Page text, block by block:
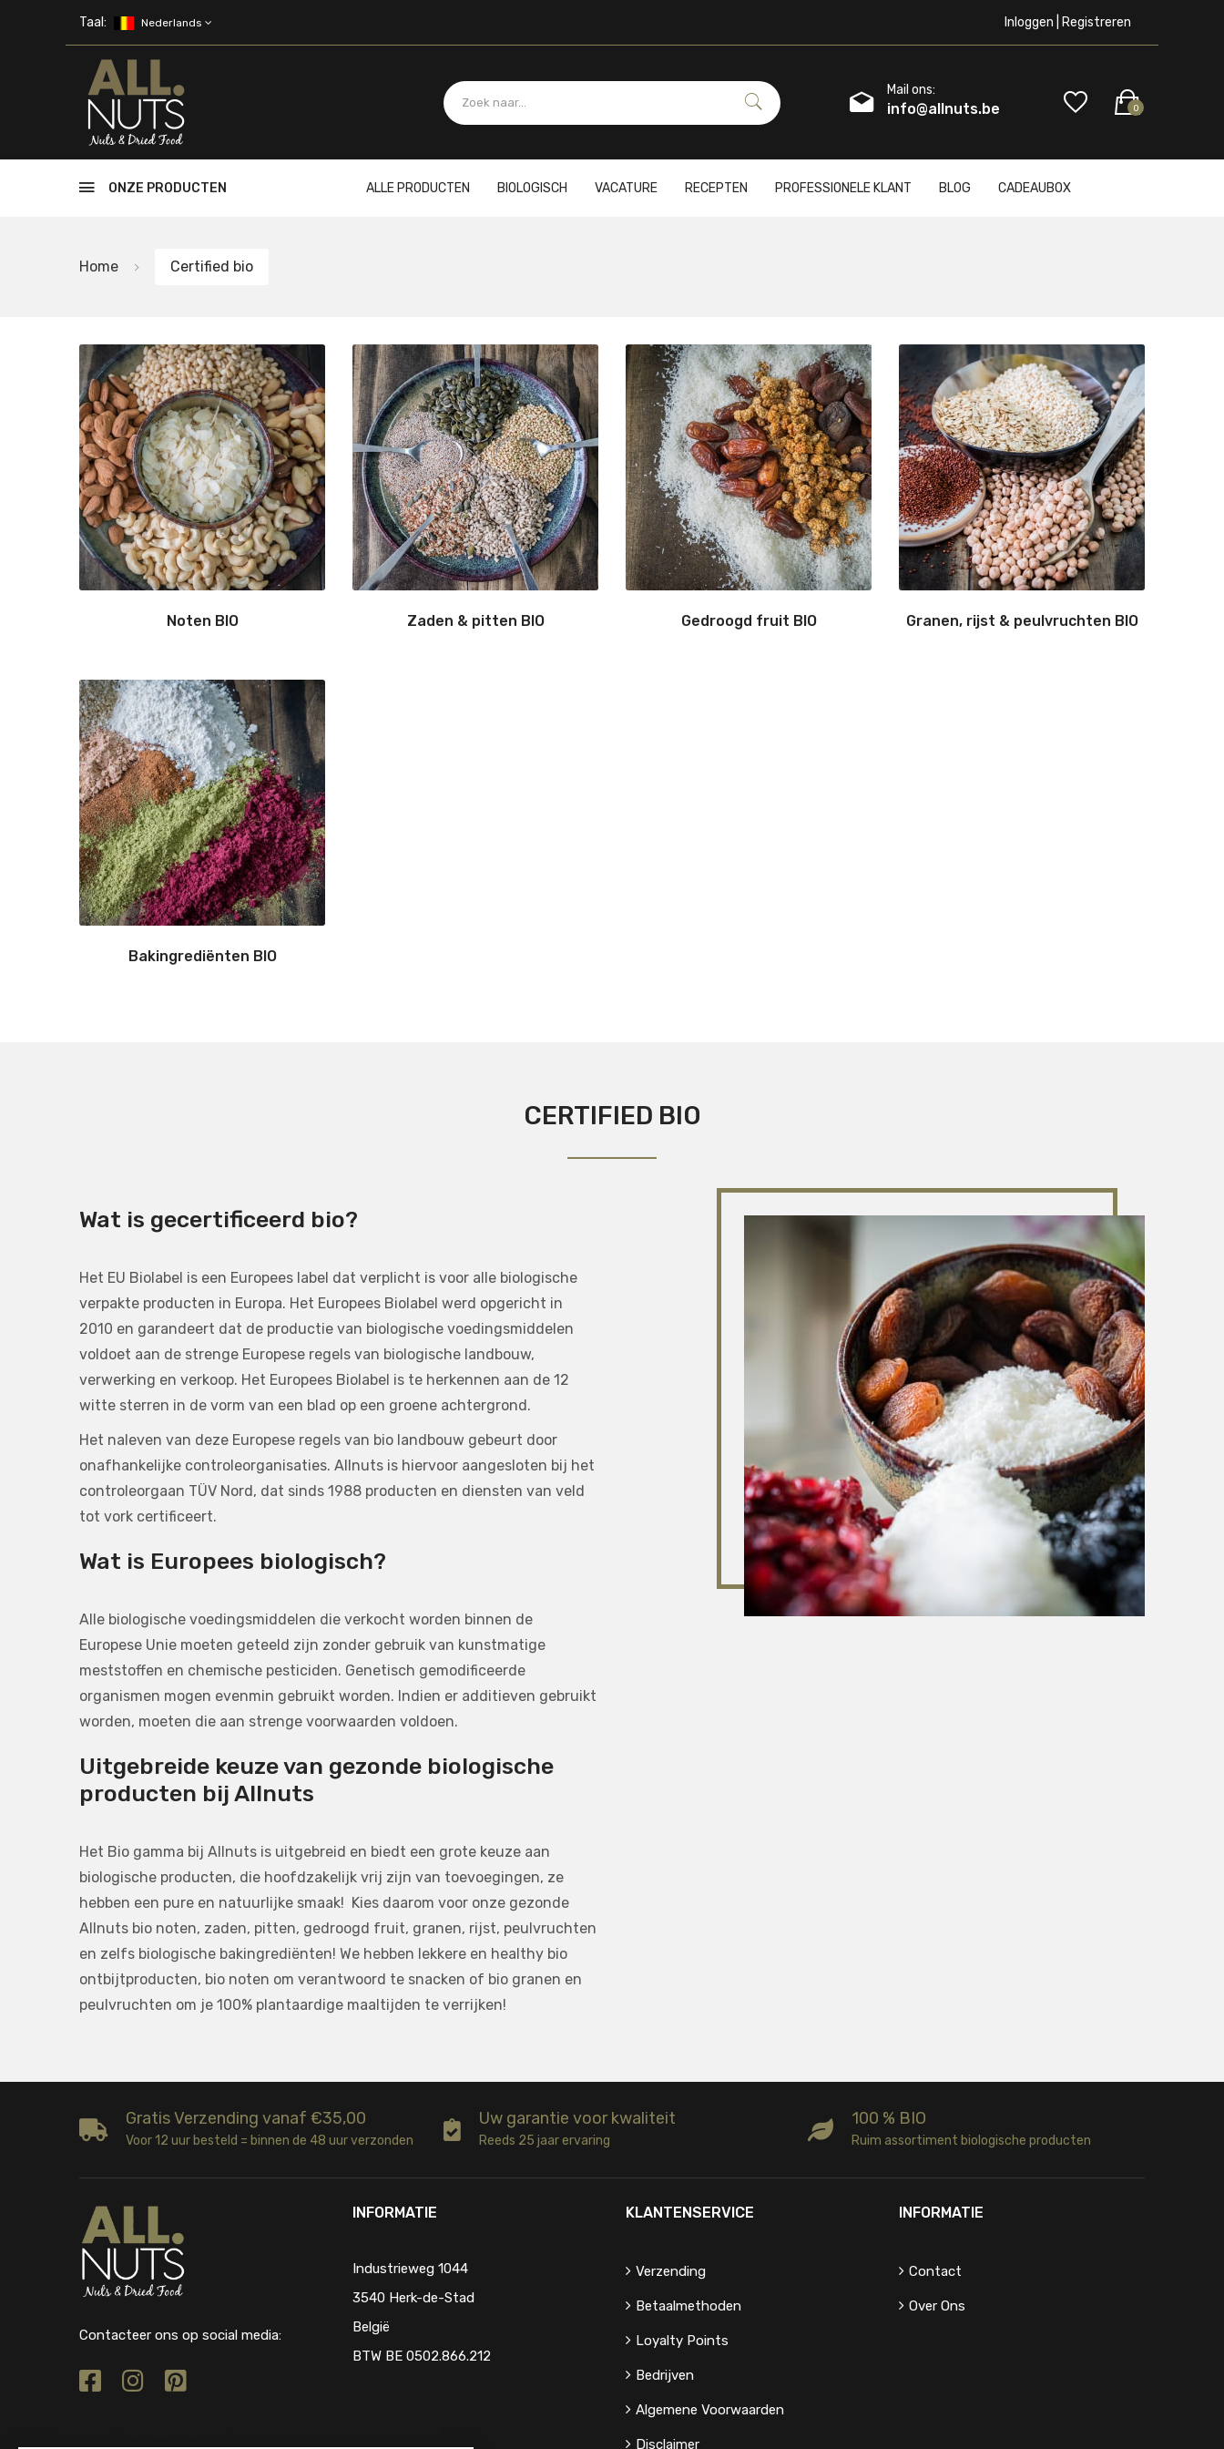
Taal: Nederlands Inloggen | Registreren
Mail ons:
info@allnuts.be 0
ONZE PRODUCTEN ALLE PRODUCTEN BIOLOGISCH VACATURE RECEPTEN PROFESSIONELE KLANT BLOG CADEAUBOX
Home Certified bio
Noten BIO Zaden & pitten BIO Gedroogd fruit BIO Granen, rijst & peulvruchten BIO
Bakingrediënten BIO
CERTIFIED BIO
Wat is gecertificeerd bio?
Het EU Biolabel is een Europees label dat verplicht is voor alle biologische
verpakte producten in Europa. Het Europees Biolabel werd opgericht in
2010 en garandeert dat de productie van biologische voedingsmiddelen
voldoet aan de strenge Europese regels van biologische landbouw,
verwerking en verkoop. Het Europees Biolabel is te herkennen aan de 12
witte sterren in de vorm van een blad op een groene achtergrond.
Het naleven van deze Europese regels van bio landbouw gebeurt door
onafhankelijke controleorganisaties. Allnuts is hiervoor aangesloten bij het
controleorgaan TÜV Nord, dat sinds 1988 producten en diensten van veld
tot vork certificeert.
Wat is Europees biologisch?
Alle biologische voedingsmiddelen die verkocht worden binnen de
Europese Unie moeten geteeld zijn zonder gebruik van kunstmatige
meststoffen en chemische pesticiden. Genetisch gemodificeerde
organismen mogen evenmin gebruikt worden. Indien er additieven gebruikt
worden, moeten die aan strenge voorwaarden voldoen.
Uitgebreide keuze van gezonde biologische
producten bij Allnuts
Het Bio gamma bij Allnuts is uitgebreid en biedt een grote keuze aan
biologische producten, die hoofdzakelijk vrij zijn van toevoegingen, ze
hebben een pure en natuurlijke smaak! Kies daarom voor onze gezonde
Allnuts bio noten, zaden, pitten, gedroogd fruit, granen, rijst, peulvruchten
en zelfs biologische bakingrediënten! We hebben lekkere en healthy bio
ontbijtproducten, bio noten om verantwoord te snacken of bio granen en
peulvruchten om je 100% plantaardige maaltijden te verrijken!
Gratis Verzending vanaf €35,00
Voor 12 uur besteld = binnen de 48 uur verzonden
Uw garantie voor kwaliteit
Reeds 25 jaar ervaring
100 % BIO
Ruim assortiment biologische producten
Contacteer ons op social media:
INFORMATIE
Industrieweg 1044
3540 Herk-de-Stad
België
BTW BE 0502.866.212
KLANTENSERVICE
Verzending
Betaalmethoden
Loyalty Points
Bedrijven
Algemene Voorwaarden
Disclaimer
INFORMATIE
Contact
Over Ons